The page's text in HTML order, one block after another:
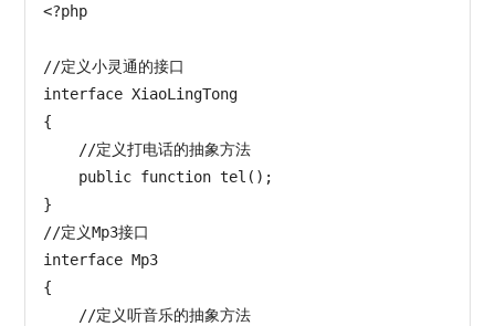
<?php
//定义小灵通的接口
interface XiaoLingTong
{
    //定义打电话的抽象方法
    public function tel();
}
//定义Mp3接口
interface Mp3
{
    //定义听音乐的抽象方法